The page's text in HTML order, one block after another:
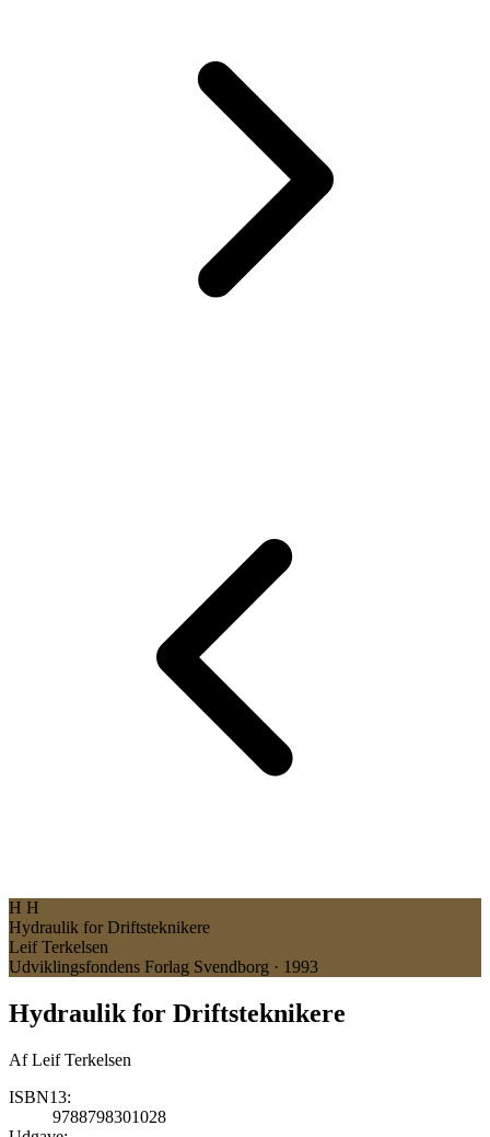
H H
Hydraulik for Driftsteknikere
Leif Terkelsen
Udviklingsfondens Forlag Svendborg · 1993
Hydraulik for Driftsteknikere
AfLeif Terkelsen
ISBN13:
9788798301028